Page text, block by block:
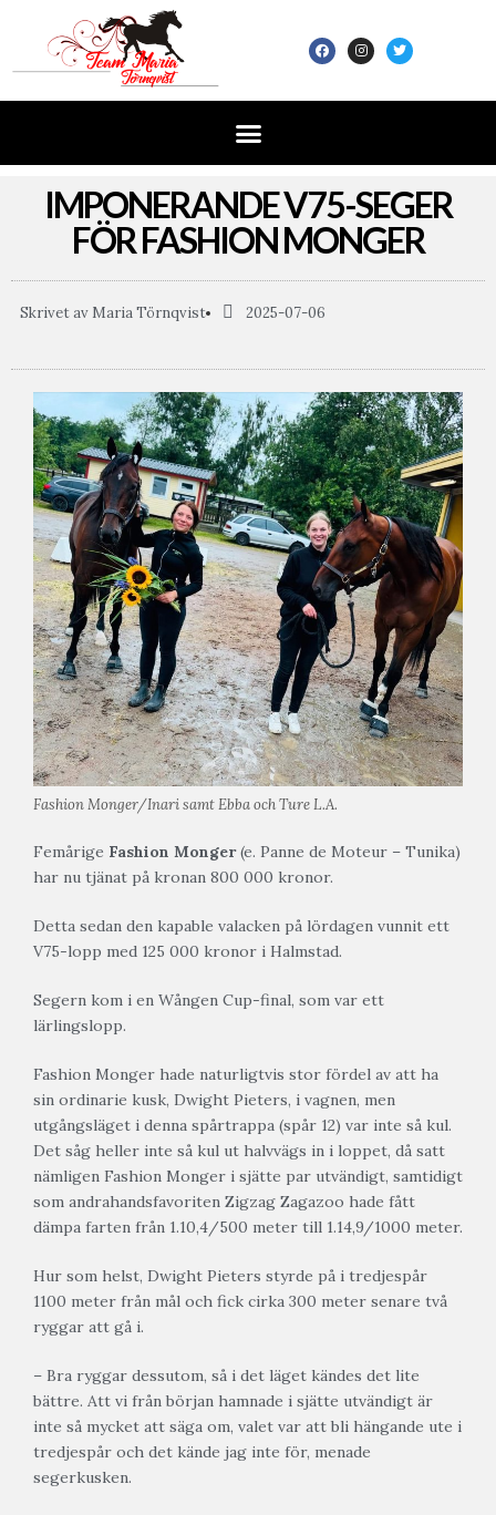
IMPONERANDE V75-SEGER
FÖR FASHION MONGER
Skrivet av Maria Törnqvist 2025-07-06
Fashion Monger/Inari samt Ebba och Ture L.A.
Femårige Fashion Monger(e. Panne de Moteur – Tunika)
har nu tjänat på kronan 800 000 kronor.
Detta sedan den kapable valacken på lördagen vunnit ett
V75-lopp med 125 000 kronor i Halmstad.
Segern kom i en Wången Cup-final, som var ett
lärlingslopp.
Fashion Monger hade naturligtvis stor fördel av att ha
sin ordinarie kusk, Dwight Pieters, i vagnen, men
utgångsläget i denna spårtrappa (spår 12) var inte så kul.
Det såg heller inte så kul ut halvvägs in i loppet, då satt
nämligen Fashion Monger i sjätte par utvändigt, samtidigt
som andrahandsfavoriten Zigzag Zagazoo hade fått
dämpa farten från 1.10,4/500 meter till 1.14,9/1000 meter.
Hur som helst, Dwight Pieters styrde på i tredjespår
1100 meter från mål och fick cirka 300 meter senare två
ryggar att gå i.
– Bra ryggar dessutom, så i det läget kändes det lite
bättre. Att vi från början hamnade i sjätte utvändigt är
inte så mycket att säga om, valet var att bli hängande ute i
tredjespår och det kände jag inte för, menade
segerkusken.